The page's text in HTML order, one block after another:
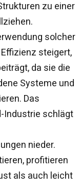
zu einer
solcher
steigert,
da sie die
Systeme und
Das
Industrie schlägt
nieder.
profitieren
als auch leicht